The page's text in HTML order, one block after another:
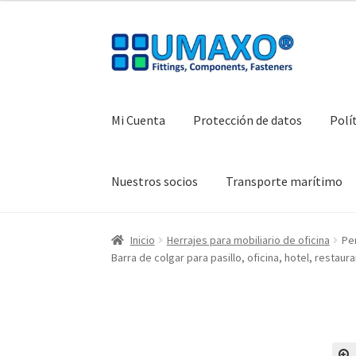
Ir
a
Ir
al
Mi Cuenta Protección de datos
Nuestros socios Transporte marítimo
Inicio AGB Caja registradora Cesta Contacte
Inicio Herrajes para mobiliario de oficina
Barra de colgar para pasillo, oficina, hotel,